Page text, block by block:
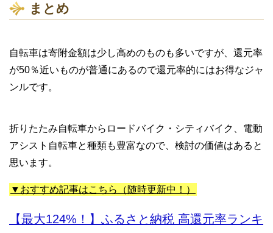
まとめ
自転車は寄附金額は少し高めのものも多いですが、還元率
が50％近いものが普通にあるので還元率的にはお得なジャ
ンルです。
折りたたみ自転車からロードバイク・シティバイク、電動
アシスト自転車と種類も豊富なので、検討の価値はあると
思います。
▼おすすめ記事はこちら（随時更新中！）
【最大124%！】ふるさと納税 高還元率ランキ